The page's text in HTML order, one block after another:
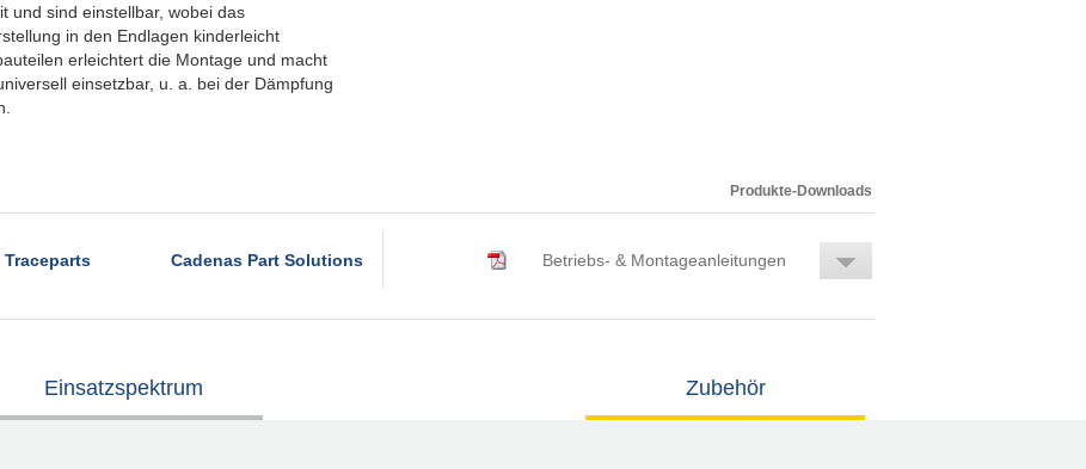
und sind einstellbar, wobei das
in den Endlagen kinderleicht
erleichtert die Montage und macht
einsetzbar, u. a. bei der Dämpfung
Produkte-Downloads
Traceparts Cadenas Part Solutions Betriebs- & Montageanleitungen
Einsatzspektrum Zubehör